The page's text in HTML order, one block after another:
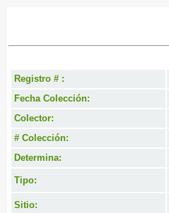
Registro # :
Fecha Colección:
Colector:
# Colección:
Determina:
Tipo:
Sitio: